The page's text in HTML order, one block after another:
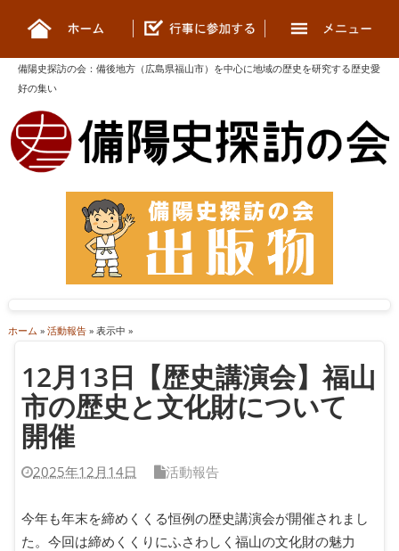
備陽史探訪の会 ： 備後地方（広島県福山市）を中心に地域の歴史を研究する歴史愛
好の集い
ホーム » 活動報告» 表示中 »
12月13日【歴史講演会】福山
市の歴史と文化財について
開催
2025年12月14日 活動報告
今年も年末を締めくくる恒例の歴史講演会が開催されまし
た。今回は締めくくりにふさわしく福山の文化財の魅力